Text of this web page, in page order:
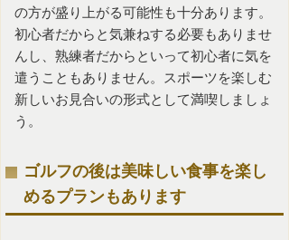
の方が盛り上がる可能性も十分あります。
初心者だからと気兼ねする必要もありませ
んし、熟練者だからといって初心者に気を
遣うこともありません。スポーツを楽しむ
新しいお見合いの形式として満喫しましょ
う。
ゴルフの後は美味しい食事を楽し
めるプランもあります